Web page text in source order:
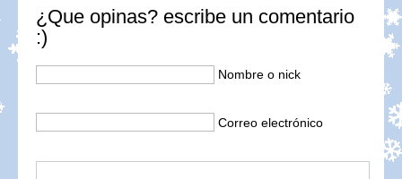
¿Que opinas? escribe un comentario
:)
Nombre o nick
Correo electrónico